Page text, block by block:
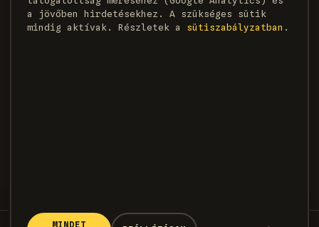
a jövőben hirdetésekhez. A szükséges sütik
mindig aktívak. Részletek a
süti­szabályzatban .
MINDET
Az Assassin’s Creed Valhalla
rendezője visszatért az
Médiaajánlat
Kapcsolat